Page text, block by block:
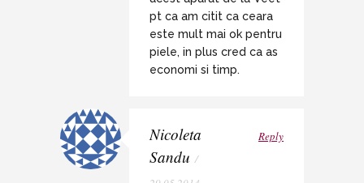
pt ca am citit ca ceara
este mult mai ok pentru
piele, in plus cred ca as
economi si timp.
Nicoleta
Sandu /
Reply